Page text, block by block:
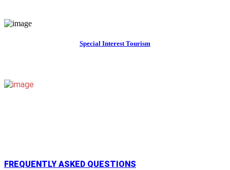
Special Interest Tourism
FREQUENTLY ASKED QUESTIONS